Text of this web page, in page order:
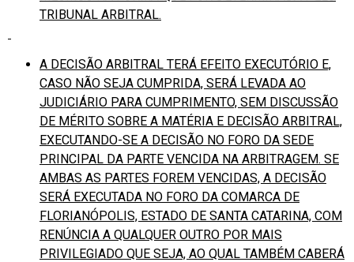
TRIBUNAL ARBITRAL.
A DECISÃO ARBITRAL TERÁ EFEITO EXECUTÓRIO E,
CASO NÃO SEJA CUMPRIDA, SERÁ LEVADA AO
JUDICIÁRIO PARA CUMPRIMENTO, SEM DISCUSSÃO
DE MÉRITO SOBRE A MATÉRIA E DECISÃO ARBITRAL,
EXECUTANDO-SE A DECISÃO NO FORO DA SEDE
PRINCIPAL DA PARTE VENCIDA NA ARBITRAGEM. SE
AMBAS AS PARTES FOREM VENCIDAS, A DECISÃO
SERÁ EXECUTADA NO FORO DA COMARCA DE
FLORIANÓPOLIS, ESTADO DE SANTA CATARINA, COM
RENÚNCIA A QUALQUER OUTRO POR MAIS
PRIVILEGIADO QUE SEJA, AO QUAL TAMBÉM CABERÁ